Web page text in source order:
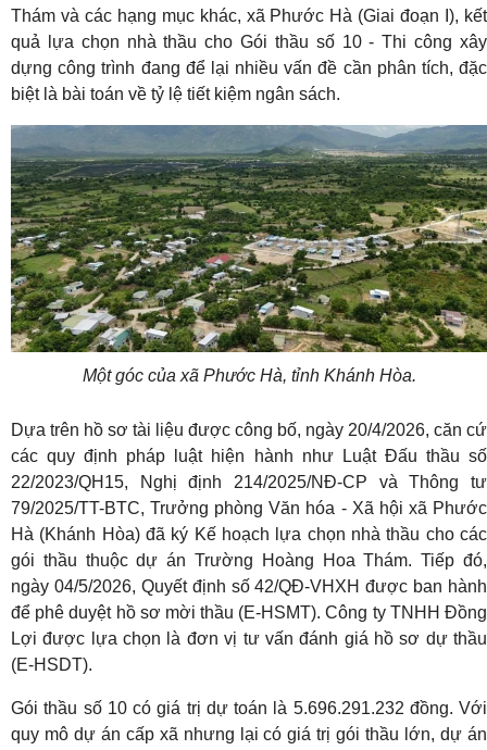
Thám và các hạng mục khác, xã Phước Hà (Giai đoạn I), kết
quả lựa chọn nhà thầu cho Gói thầu số 10 - Thi công xây
dựng công trình đang để lại nhiều vấn đề cần phân tích, đặc
biệt là bài toán về tỷ lệ tiết kiệm ngân sách.
Một góc của xã Phước Hà, tỉnh Khánh Hòa.
Dựa trên hồ sơ tài liệu được công bố, ngày 20/4/2026, căn cứ
các quy định pháp luật hiện hành như Luật Đấu thầu số
22/2023/QH15, Nghị định 214/2025/NĐ-CP và Thông tư
79/2025/TT-BTC, Trưởng phòng Văn hóa - Xã hội xã Phước
Hà (Khánh Hòa) đã ký Kế hoạch lựa chọn nhà thầu cho các
gói thầu thuộc dự án Trường Hoàng Hoa Thám. Tiếp đó,
ngày 04/5/2026, Quyết định số 42/QĐ-VHXH được ban hành
để phê duyệt hồ sơ mời thầu (E-HSMT). Công ty TNHH Đồng
Lợi được lựa chọn là đơn vị tư vấn đánh giá hồ sơ dự thầu
(E-HSDT).
Gói thầu số 10 có giá trị dự toán là 5.696.291.232 đồng. Với
quy mô dự án cấp xã nhưng lại có giá trị gói thầu lớn, dự án